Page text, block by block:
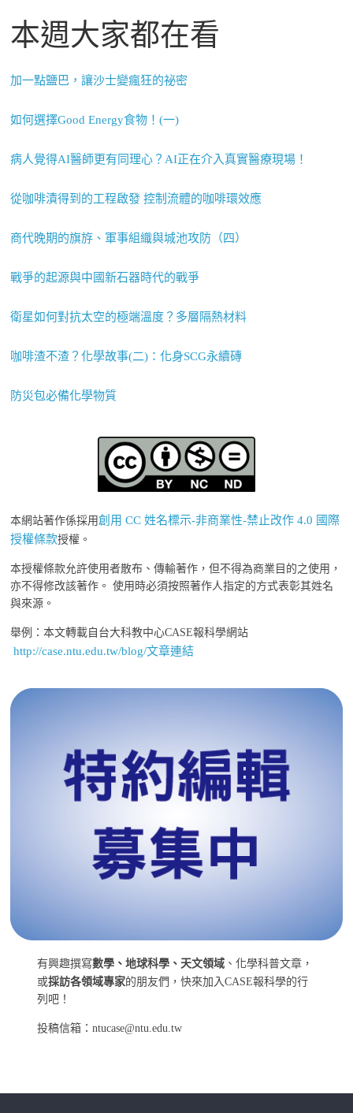
本週大家都在看
加一點鹽巴，讓沙士變瘋狂的祕密
如何選擇Good Energy食物！(一)
病人覺得AI醫師更有同理心？AI正在介入真實醫療現場！
從咖啡漬得到的工程啟發 控制流體的咖啡環效應
商代晚期的旗斿、軍事組織與城池攻防（四）
戰爭的起源與中國新石器時代的戰爭
衛星如何對抗太空的極端溫度？多層隔熱材料
咖啡渣不渣？化學故事(二)：化身SCG永續磚
防災包必備化學物質
本網站著作係採用創用 CC 姓名標示-非商業性-禁止改作 4.0 國際
授權條款授權。
本授權條款允許使用者散布、傳輸著作，但不得為商業目的之使用，
亦不得修改該著作。 使用時必須按照著作人指定的方式表彰其姓名
與來源。
舉例：本文轉載自台大科教中心CASE報科學網站
http://case.ntu.edu.tw/blog/文章連結
有興趣撰寫數學、地球科學、天文領域 、化學科普文章，
或採訪各領域專家的朋友們，快來加入CASE報科學的行
列吧！
投稿信箱：ntucase@ntu.edu.tw